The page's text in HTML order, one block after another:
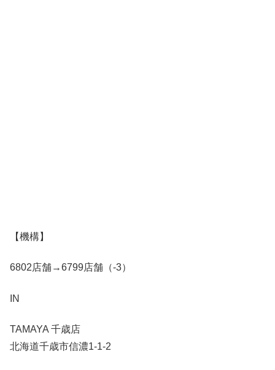
【機構】
6802店舗→6799店舗（-3）
IN
TAMAYA 千歳店
北海道千歳市信濃1-1-2